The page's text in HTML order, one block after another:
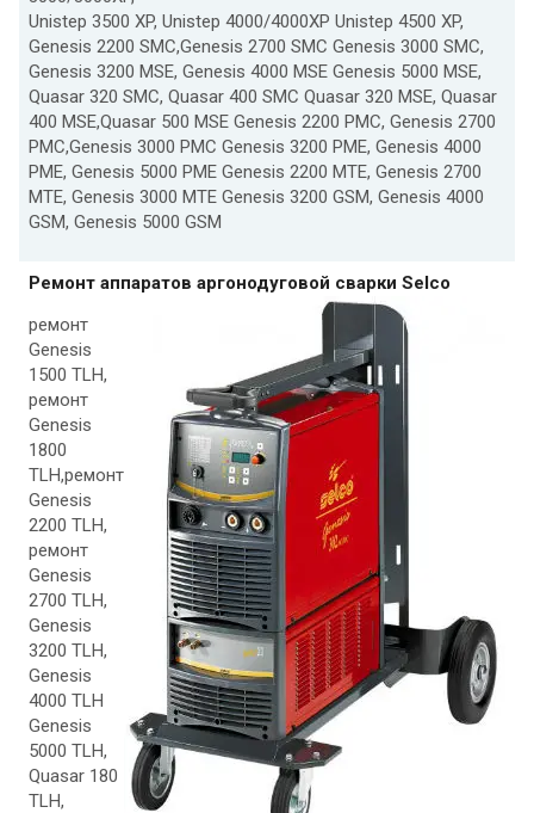
Unistep 3500 XP, Unistep 4000/4000XP Unistep 4500 XP,
Genesis 2200 SMC,Genesis 2700 SMC Genesis 3000 SMC,
Genesis 3200 MSE, Genesis 4000 MSE Genesis 5000 MSE,
Quasar 320 SMC, Quasar 400 SMC Quasar 320 MSE, Quasar
400 MSE,Quasar 500 MSE Genesis 2200 PMC, Genesis 2700
PMC,Genesis 3000 PMC Genesis 3200 PME, Genesis 4000
PME, Genesis 5000 PME Genesis 2200 MTE, Genesis 2700
MTE, Genesis 3000 MTE Genesis 3200 GSM, Genesis 4000
GSM, Genesis 5000 GSM
Ремонт аппаратов аргонодуговой сварки Selco
ремонт
Genesis
1500 TLH,
ремонт
Genesis
1800
TLH,ремонт
Genesis
2200 TLH,
ремонт
Genesis
2700 TLH,
Genesis
3200 TLH,
Genesis
4000 TLH
Genesis
5000 TLH,
Quasar 180
TLH,